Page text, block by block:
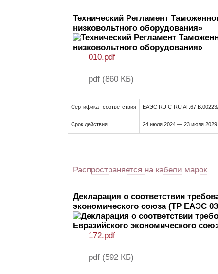
Технический Регламент
низковольтного оборудования»
010.pdf
pdf (860 КБ)
Сертификат соответствия ЕАЭС RU C-
Срок действия 24 июля 2024 — 23 июля 2029
Распространяется на кабели марок
Декларация о соответствии
экономического союза (ТР ЕАЭС
172.pdf
pdf (592 КБ)